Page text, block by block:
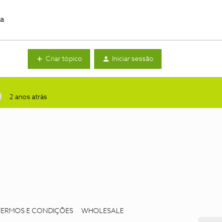
Criar tópico Iniciar sessão
2 anos atrás
E CONDIÇÕES WHOLESALE